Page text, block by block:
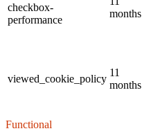
checkbox-
performance
months
viewed_cookie_policy
11
months
Functional